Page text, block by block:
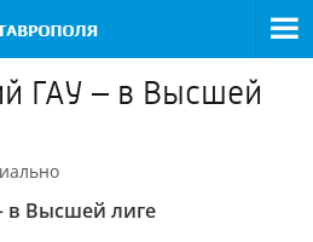
ГАУ – в Высшей
в Высшей лиге